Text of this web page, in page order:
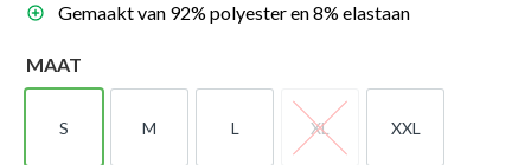
Gemaakt van 92% polyester en 8% elastaan
MAAT
S
S
M
M
L
L
XL
XL
XXL
XXL